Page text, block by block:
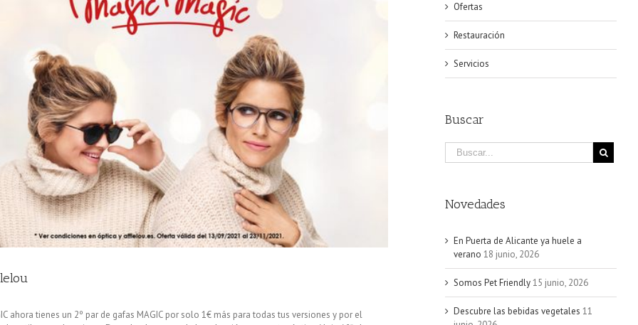
ahora tienes un 2º par de gafas MAGIC por solo 1€ más para todas tus versiones y por el
Ofertas
Restauración
Servicios
Buscar
Novedades
En Puerta de Alicante ya huele a
verano 18 junio, 2026
Somos Pet Friendly15 junio, 2026
Descubre las bebidas vegetales 11